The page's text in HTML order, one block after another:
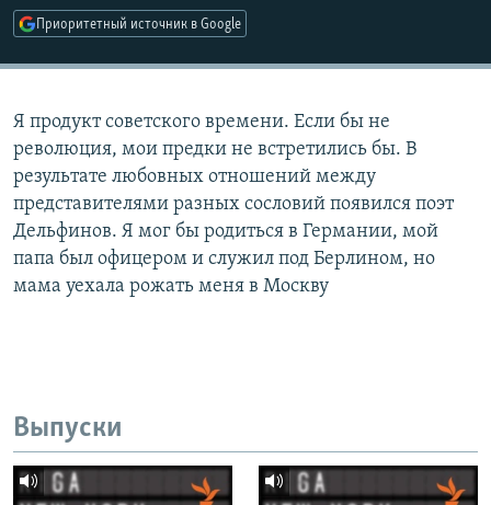
Приоритетный источник в Google
Я продукт советского времени. Если бы не
революция, мои предки не встретились бы. В
результате любовных отношений между
представителями разных сословий появился поэт
Дельфинов. Я мог бы родиться в Германии, мой
папа был офицером и служил под Берлином, но
мама уехала рожать меня в Москву
Выпуски